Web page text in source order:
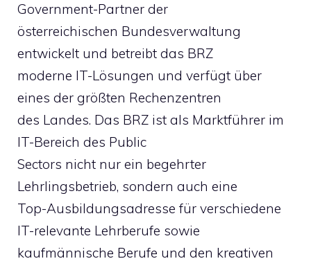
Government-Partner der
österreichischen Bundesverwaltung
entwickelt und betreibt das BRZ
moderne IT-Lösungen und verfügt über
eines der größten Rechenzentren
des Landes. Das BRZ ist als Marktführer im
IT-Bereich des Public
Sectors nicht nur ein begehrter
Lehrlingsbetrieb, sondern auch eine
Top-Ausbildungsadresse für verschiedene
IT-relevante Lehrberufe sowie
kaufmännische Berufe und den kreativen